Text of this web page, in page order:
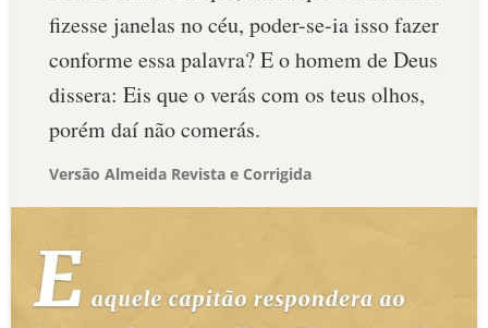
fizesse janelas no céu, poder-se-ia isso fazer
conforme essa palavra? E o homem de Deus
dissera: Eis que o verás com os teus olhos,
porém daí não comerás.
Versão Almeida Revista e Corrigida